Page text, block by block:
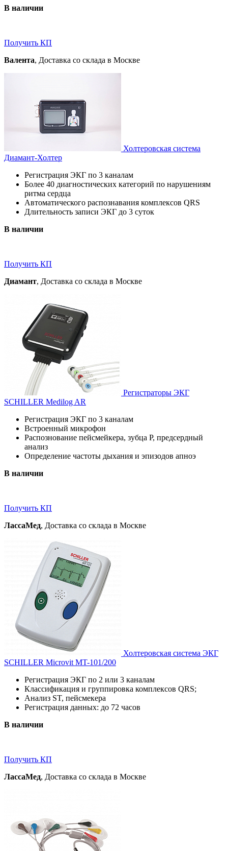
В наличии
Получить КП
Валента, Доставка со склада в Москве
Холтеровская система
Диамант-Холтер
Регистрация ЭКГ по 3 каналам
Более 40 диагностических категорий по нарушениям
ритма сердца
Автоматического распознавания комплексов QRS
Длительность записи ЭКГ до 3 суток
В наличии
Получить КП
Диамант, Доставка со склада в Москве
Регистраторы ЭКГ
SCHILLER Medilog AR
Регистрация ЭКГ по 3 каналам
Встроенный микрофон
Распознование пейсмейкера, зубца Р, предсердный
анализ
Определение частоты дыхания и эпизодов апноэ
В наличии
Получить КП
ЛассаМед, Доставка со склада в Москве
Холтеровская система ЭКГ
SCHILLER Microvit MT-101/200
Регистрация ЭКГ по 2 или 3 каналам
Классификация и группировка комплексов QRS;
Анализ ST, пейсмекера
Регистрация данных: до 72 часов
В наличии
Получить КП
ЛассаМед, Доставка со склада в Москве